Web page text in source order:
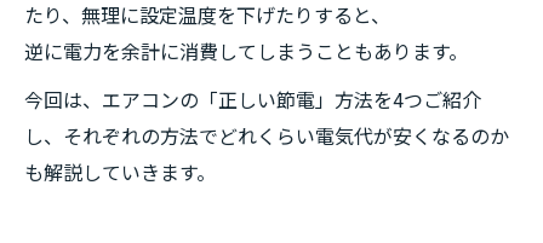
たり、無理に設定温度を下げたりすると、
逆に電力を余計に消費してしまうこともあります。
今回は、エアコンの「正しい節電」方法を4つご紹介
し、それぞれの方法でどれくらい電気代が安くなるのか
も解説していきます。